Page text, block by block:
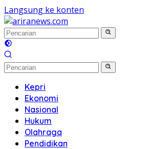
Langsung ke konten
Kepri
Ekonomi
Nasional
Hukum
Olahraga
Pendidikan